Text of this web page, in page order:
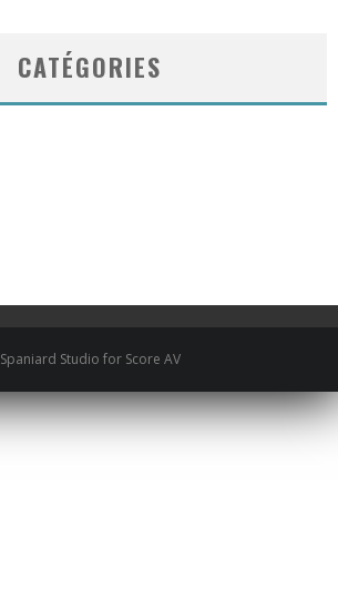
CATÉGORIES
Spaniard Studio for Score AV